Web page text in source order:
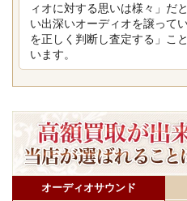
ィオに対する思いは様々」だ
い出深いオーディオを譲って
を正しく判断し査定する」こ
います。
オーディオサウンド